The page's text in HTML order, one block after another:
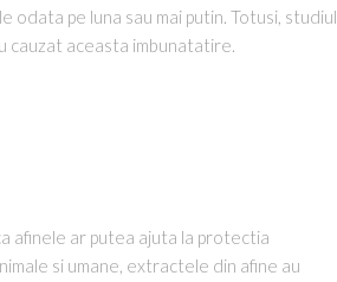
odata pe luna sau mai putin. Totusi, studiul
cauzat aceasta imbunatatire.
afinele ar putea ajuta la protectia
si umane, extractele din afine au